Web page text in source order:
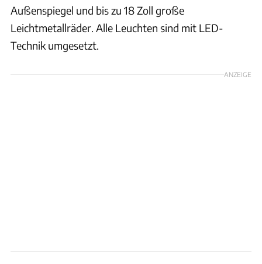
Außenspiegel und bis zu 18 Zoll große
Leichtmetallräder. Alle Leuchten sind mit LED-
Technik umgesetzt.
ANZEIGE